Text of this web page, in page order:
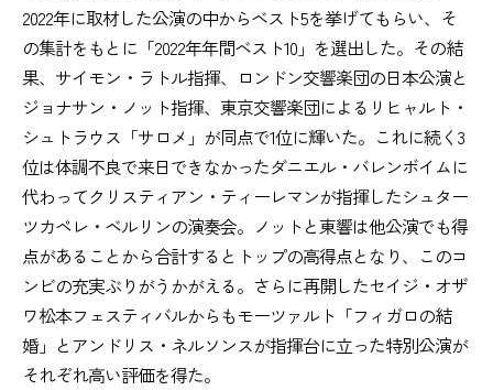
2022年に取材した公演の中からベスト5を挙げてもらい、そ
の集計をもとに「2022年年間ベスト10」を選出した。その結
果、サイモン・ラトル指揮、ロンドン交響楽団の日本公演と
ジョナサン・ノット指揮、東京交響楽団によるリヒャルト・
シュトラウス「サロメ」が同点で1位に輝いた。これに続く3
位は体調不良で来日できなかったダニエル・バレンボイムに
代わってクリスティアン・ティーレマンが指揮したシュター
ツカペレ・ベルリンの演奏会。ノットと東響は他公演でも得
点があることから合計するとトップの高得点となり、このコ
ンビの充実ぶりがうかがえる。さらに再開したセイジ・オザ
ワ松本フェスティバルからもモーツァルト「フィガロの結
婚」とアンドリス・ネルソンスが指揮台に立った特別公演が
それぞれ高い評価を得た。